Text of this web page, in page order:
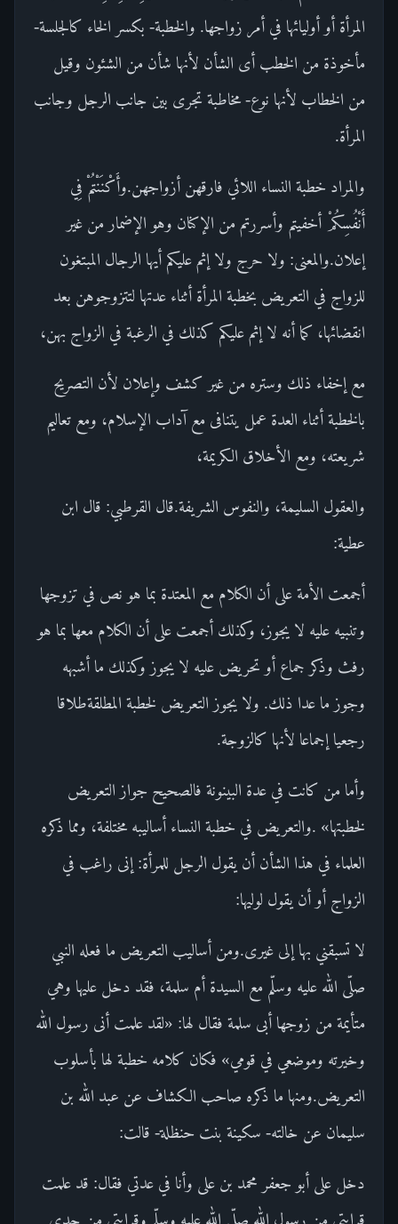
المرأة أو أوليائها في أمر زواجها. والخطبة- بكسر الخاء كالجلسة-
مأخوذة من الخطب أى الشأن لأنها شأن من الشئون وقيل
من الخطاب لأنها نوع- مخاطبة تجرى بين جانب الرجل وجانب
المرأة.
والمراد خطبة النساء اللائي فارقهن أزواجهن.وأَكْنَنْتُمْ فِي
أَنْفُسِكُمْ أخفيتم وأسررتم من الإكنان وهو الإضمار من غير
إعلان.والمعنى: ولا حرج ولا إثم عليكم أيها الرجال المبتغون
للزواج في التعريض بخطبة المرأة أثناء عدتها لتتزوجوهن بعد
انقضائها، كما أنه لا إثم عليكم كذلك في الرغبة في الزواج بهن،
مع إخفاء ذلك وستره من غير كشف وإعلان لأن التصريح
بالخطبة أثناء العدة عمل يتنافى مع آداب الإسلام، ومع تعاليم
شريعته، ومع الأخلاق الكريمة،
والعقول السليمة، والنفوس الشريفة.قال القرطبي: قال ابن
عطية:
أجمعت الأمة على أن الكلام مع المعتدة بما هو نص في تزوجها
وتنبيه عليه لا يجوز، وكذلك أجمعت على أن الكلام معها بما هو
رفث وذكر جماع أو تحريض عليه لا يجوز وكذلك ما أشبهه
وجوز ما عدا ذلك. ولا يجوز التعريض لخطبة المطلقةطلاقا
رجعيا إجماعا لأنها كالزوجة.
وأما من كانت في عدة البينونة فالصحيح جواز التعريض
لخطبتها» .والتعريض في خطبة النساء أساليبه مختلفة، ومما ذكره
العلماء في هذا الشأن أن يقول الرجل للمرأة: إنى راغب في
الزواج أو أن يقول لوليها:
لا تسبقني بها إلى غيرى.ومن أساليب التعريض ما فعله النبي
صلّى الله عليه وسلّم مع السيدة أم سلمة، فقد دخل عليها وهي
متأيمة من زوجها أبى سلمة فقال لها: «لقد علمت أنى رسول الله
وخيرته وموضعي في قومي» فكان كلامه خطبة لها بأسلوب
التعريض.ومنها ما ذكره صاحب الكشاف عن عبد الله بن
سليمان عن خالته- سكينة بنت حنظلة- قالت:
دخل على أبو جعفر محمد بن على وأنا في عدتي فقال: قد علمت
قرابتي من رسول الله صلّى الله عليه وسلّم وقرابتي من جدي